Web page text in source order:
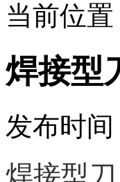
当前位置
焊接型
发布时间
焊接型